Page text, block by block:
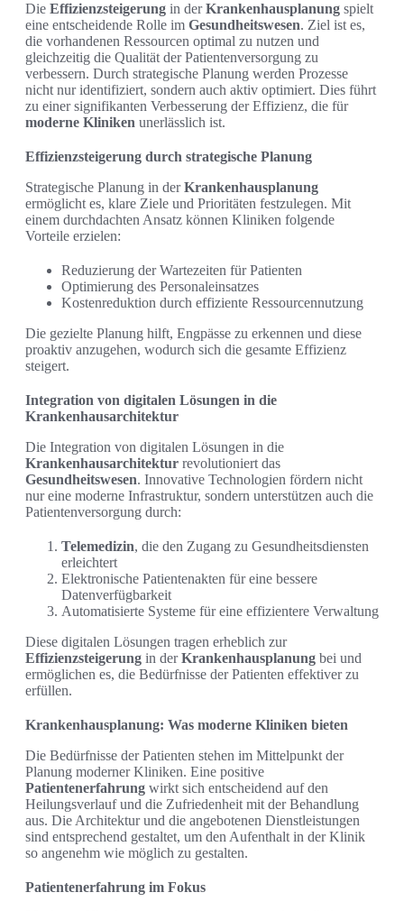
Die Effizienzsteigerung in derKrankenhausplanung spielt
eine entscheidende Rolle im Gesundheitswesen. Ziel ist es,
die vorhandenen Ressourcen optimal zu nutzen und
gleichzeitig die Qualität der Patientenversorgung zu
verbessern. Durch strategische Planung werden Prozesse
nicht nur identifiziert, sondern auch aktiv optimiert. Dies führt
zu einer signifikanten Verbesserung der Effizienz, die für
moderne Kliniken unerlässlich ist.
Effizienzsteigerung durch strategische Planung
Strategische Planung in derKrankenhausplanung
ermöglicht es, klare Ziele und Prioritäten festzulegen. Mit
einem durchdachten Ansatz können Kliniken folgende
Vorteile erzielen:
Reduzierung der Wartezeiten für Patienten
Optimierung des Personaleinsatzes
Kostenreduktion durch effiziente Ressourcennutzung
Die gezielte Planung hilft, Engpässe zu erkennen und diese
proaktiv anzugehen, wodurch sich die gesamte Effizienz
steigert.
Integration von digitalen Lösungen in die
Krankenhausarchitektur
Die Integration von digitalen Lösungen in die
Krankenhausarchitektur revolutioniert das
Gesundheitswesen. Innovative Technologien fördern nicht
nur eine moderne Infrastruktur, sondern unterstützen auch die
Patientenversorgung durch:
Telemedizin, die den Zugang zu Gesundheitsdiensten
erleichtert
Elektronische Patientenakten für eine bessere
Datenverfügbarkeit
Automatisierte Systeme für eine effizientere Verwaltung
Diese digitalen Lösungen tragen erheblich zur
Effizienzsteigerung in derKrankenhausplanung bei und
ermöglichen es, die Bedürfnisse der Patienten effektiver zu
erfüllen.
Krankenhausplanung: Was moderne Kliniken bieten
Die Bedürfnisse der Patienten stehen im Mittelpunkt der
Planung moderner Kliniken. Eine positive
Patientenerfahrung wirkt sich entscheidend auf den
Heilungsverlauf und die Zufriedenheit mit der Behandlung
aus. Die Architektur und die angebotenen Dienstleistungen
sind entsprechend gestaltet, um den Aufenthalt in der Klinik
so angenehm wie möglich zu gestalten.
Patientenerfahrung im Fokus